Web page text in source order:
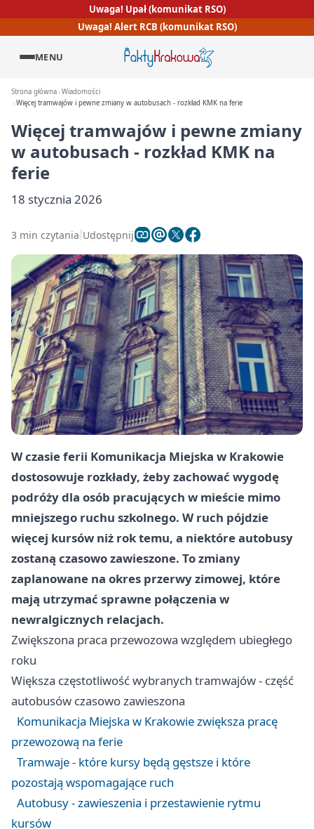
Uwaga! Upał (komunikat RSO)
Uwaga! Alert RCB (komunikat RSO)
MENU
Strona główna Wiadomości
Więcej tramwajów i pewne zmiany w autobusach - rozkład KMK na ferie
Więcej tramwajów i pewne zmiany
w autobusach - rozkład KMK na
ferie
18 stycznia 2026
3 min czytania Udostępnij
W czasie ferii Komunikacja Miejska w Krakowie
dostosowuje rozkłady, żeby zachować wygodę
podróży dla osób pracujących w mieście mimo
mniejszego ruchu szkolnego. W ruch pójdzie
więcej kursów niż rok temu, a niektóre autobusy
zostaną czasowo zawieszone. To zmiany
zaplanowane na okres przerwy zimowej, które
mają utrzymać sprawne połączenia w
newralgicznych relacjach.
Zwiększona praca przewozowa względem ubiegłego
roku
Większa częstotliwość wybranych tramwajów - część
autobusów czasowo zawieszona
Komunikacja Miejska w Krakowie zwiększa pracę
przewozową na ferie
Tramwaje - które kursy będą gęstsze i które
pozostają wspomagające ruch
Autobusy - zawieszenia i przestawienie rytmu
kursów